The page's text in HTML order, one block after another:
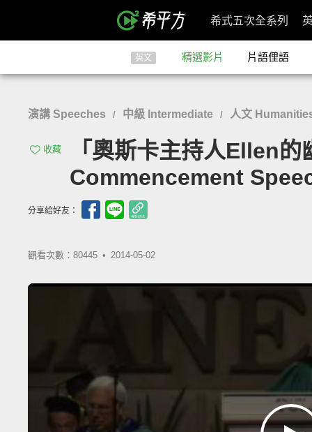
希式五次全系列
英文 精選影片 片語俚語
演講 Speeches / 中級 Intermediate / 人文
收藏
「奧斯卡主持人Ellen
Commencement
分享給好友：
觀看次數：80445 • 2014-05-02